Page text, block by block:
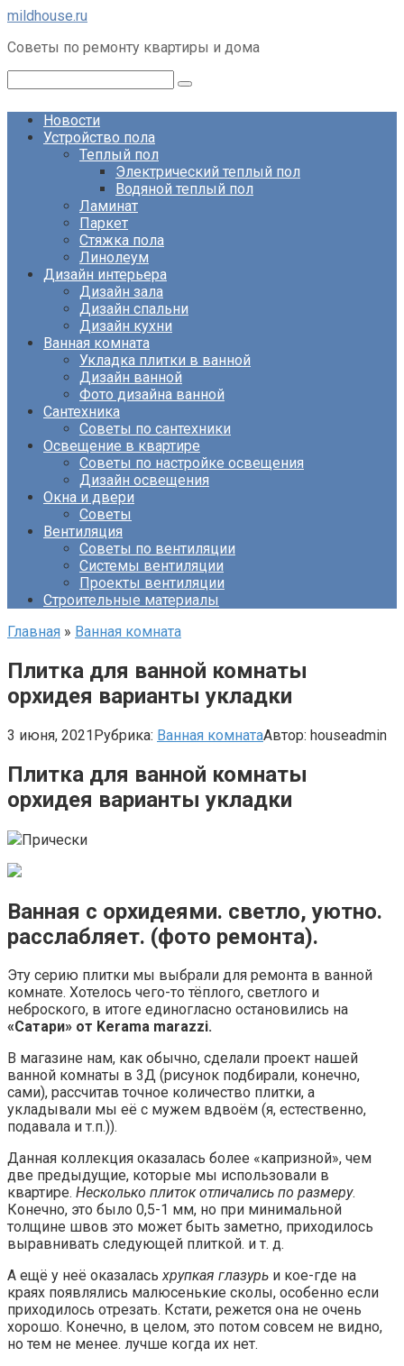
Перейти
контенту
mildhouse.ru
Советы по ремонту квартиры и дома
Новости
Устройство пола
Теплый пол
Электрический теплый пол
Водяной теплый пол
Ламинат
Паркет
Стяжка пола
Линолеум
Дизайн интерьера
Дизайн зала
Дизайн спальни
Дизайн кухни
Ванная комната
Укладка плитки в ванной
Дизайн ванной
Фото дизайна ванной
Сантехника
Советы по сантехники
Освещение в квартире
Советы по настройке освещения
Дизайн освещения
Окна и двери
Советы
Вентиляция
Советы по вентиляции
Системы вентиляции
Проекты вентиляции
Строительные материалы
Главная » Ванная комната
Плитка для ванной комнаты
орхидея варианты укладки
3 июня, 2021Рубрика: Ванная комнатаАвтор: houseadmin
Плитка для ванной комнаты
орхидея варианты укладки
Прически
Ванная с орхидеями. светло, уютно.
расслабляет. (фото ремонта).
Эту серию плитки мы выбрали для ремонта в ванной
комнате. Хотелось чего-то тёплого, светлого и
неброского, в итоге единогласно остановились на
«Сатари» от Kerama marazzi.
В магазине нам, как обычно, сделали проект нашей
ванной комнаты в 3Д (рисунок подбирали, конечно,
сами), рассчитав точное количество плитки, а
укладывали мы её с мужем вдвоём (я, естественно,
подавала и т.п.)).
Данная коллекция оказалась более «капризной», чем
две предыдущие, которые мы использовали в
квартире. Несколько плиток отличались по размеру.
Конечно, это было 0,5-1 мм, но при минимальной
толщине швов это может быть заметно, приходилось
выравнивать следующей плиткой. и т. д.
А ещё у неё оказаласьхрупкая глазурь и кое-где на
краях появлялись малюсенькие сколы, особенно если
приходилось отрезать. Кстати, режется она не очень
хорошо. Конечно, в целом, это потом совсем не видно,
но тем не менее. лучше когда их нет.